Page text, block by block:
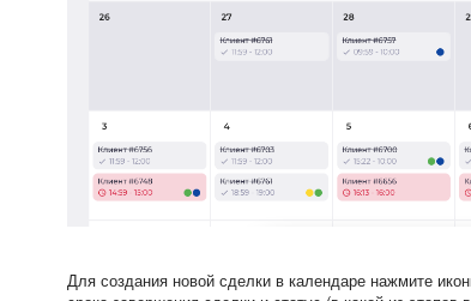
Для создания новой сделки в календаре нажмите